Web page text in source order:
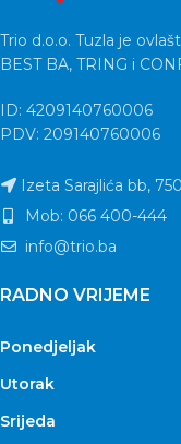
Trio d.o.o. Tuzla je
BEST BA, TRING i
ID: 4209140760006
PDV: 209140760006
Izeta Sarajlića bb,
Mob: 066 400-444
info@trio.ba
RADNO VRIJEME
Ponedjeljak
Utorak
Srijeda